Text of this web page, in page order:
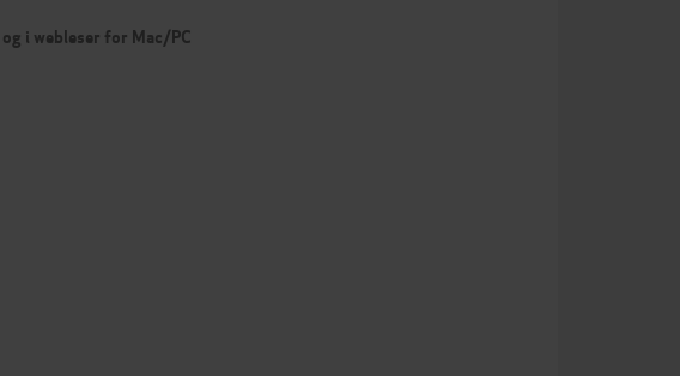
i webleser for Mac/PC